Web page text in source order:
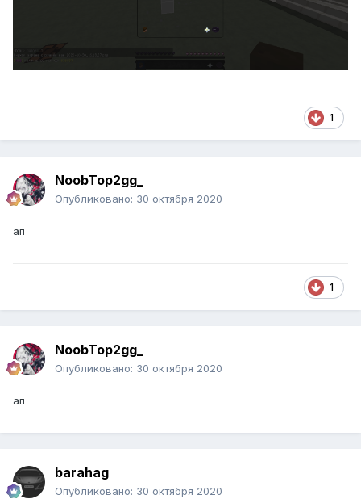
1
NoobTop2gg_
Опубликовано: 30 октября 2020
ап
1
NoobTop2gg_
Опубликовано: 30 октября 2020
ап
barahag
Опубликовано: 30 октября 2020